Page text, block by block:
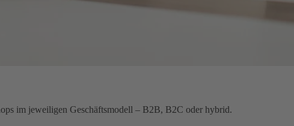
im jeweiligen Geschäftsmodell – B2B, B2C oder hybrid.